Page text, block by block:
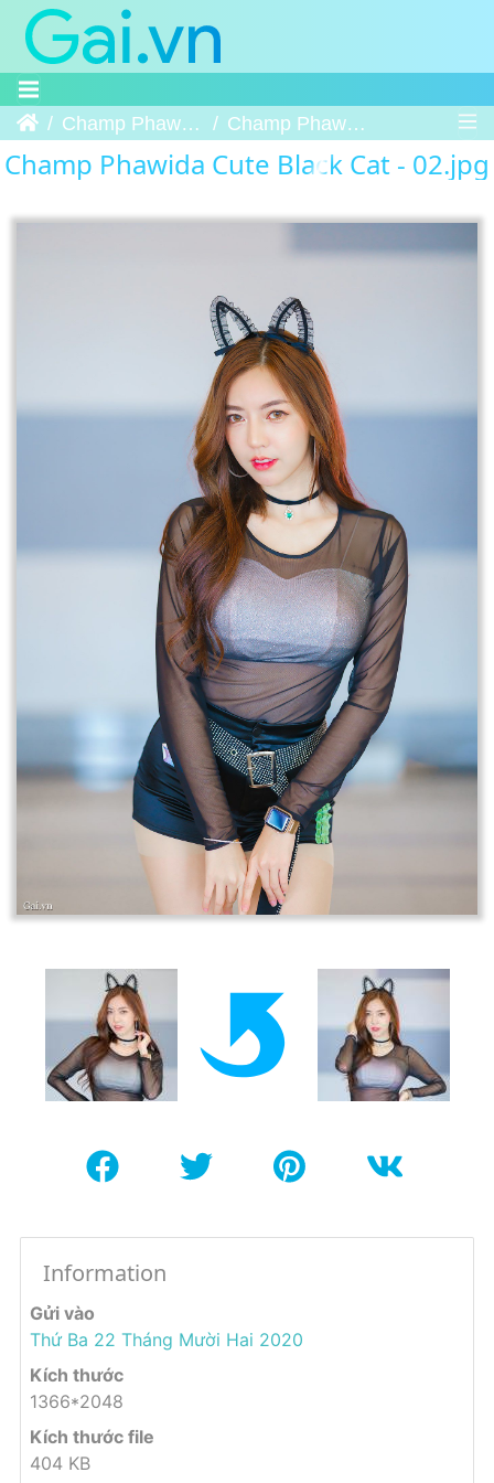
Trang chủChamp Phawida Cute Black Cat Champ Phawida Cute Black Cat - 02
Champ Phawida Cute Black Cat - 02.jpg
Information
Gửi vào
Thứ Ba 22 Tháng Mười Hai 2020
Kích thước
1366*2048
Kích thước file
404 KB